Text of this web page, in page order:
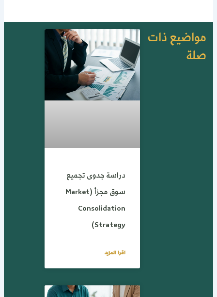
ذات
دراسة جدوى تجميع
سوق مجزأ (Market
Consolidation
Strategy)
اقرا المزيد